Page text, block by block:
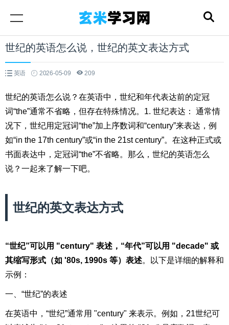
世纪的英语怎么说，世纪的英文表达方式
英语 2026-05-09 209
世纪的英语怎么说？在英语中，世纪和年代表达前的定冠
词“the”通常不省略，但存在特殊情况。1. 世纪表达： 通常情
况下，世纪用定冠词“the”加上序数词和“century”来表达，例
如“in the 17th century”或“in the 21st century”。在这种正式或
书面表达中，定冠词“the”不省略。那么，世纪的英语怎么
说？一起来了解一下吧。
世纪的英文表达方式
“世纪”可以用 "century" 表述，“年代”可以用 "decade" 或
其缩写形式（如 '80s, 1990s 等）表述。以下是详细的解释和
示例：
一、“世纪”的表述
在英语中，“世纪”通常用 "century" 来表示。例如，21世纪可